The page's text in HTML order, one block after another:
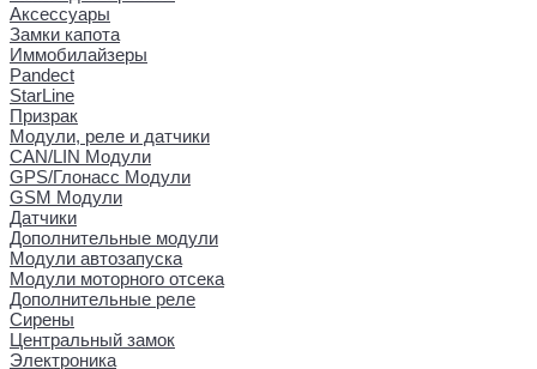
Аксессуары
Замки капота
Иммобилайзеры
Pandect
StarLine
Призрак
Модули, реле и датчики
CAN/LIN Модули
GPS/Глонасс Модули
GSM Модули
Датчики
Дополнительные модули
Модули автозапуска
Модули моторного отсека
Дополнительные реле
Сирены
Центральный замок
Электроника